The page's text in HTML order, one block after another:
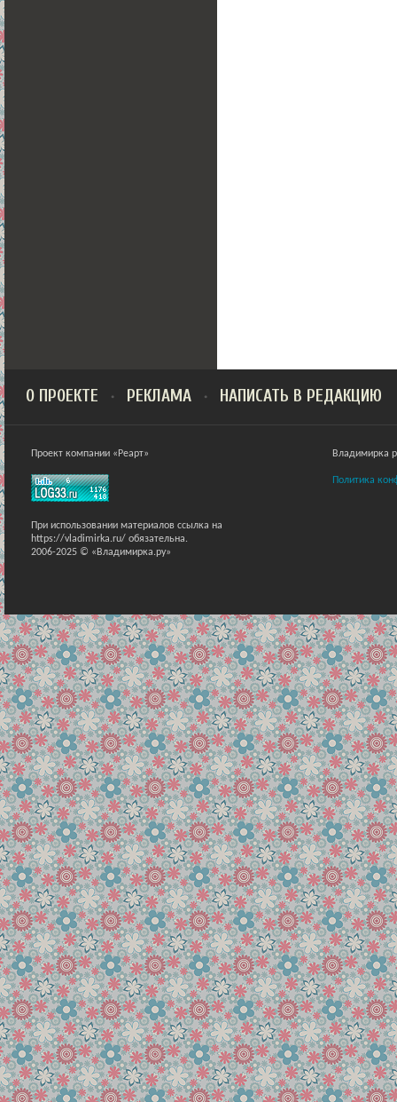
О ПРОЕКТЕ РЕКЛАМА НАПИСАТЬ В РЕДАКЦИЮ
Проект компании «Реарт»
При использовании материалов ссылка на
https://vladimirka.ru/ обязательна.
2006-2025 © «Владимирка.ру»
Владимирка
Политика